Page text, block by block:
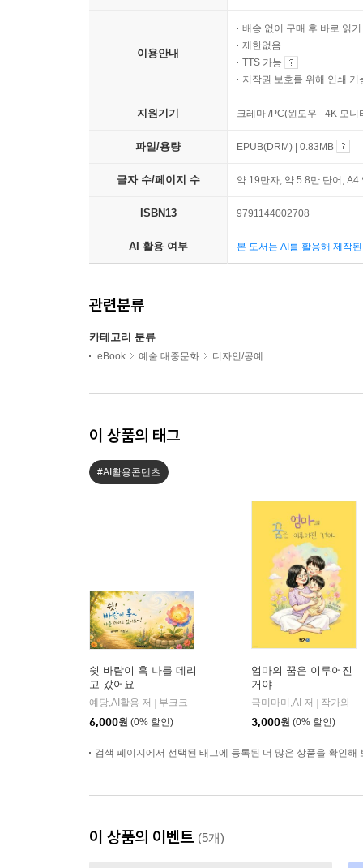
이용안내
배송 없이 구매 후 바로 읽기
제한없음
TTS 가능
저작권 보호를 위해 인쇄 기
지원기기 크레마 /PC(윈도우 - 4K 모
파일/용량 EPUB(DRM) | 0.83MB
글자 수/페이지 수 약 19만자, 약 5.8만 단어,
ISBN13 9791144002708
AI 활용 여부 본 도서는 AI를 활용해 제작
관련분류
카테고리 분류
eBook 예술 대중문화 디자인/공예
이 상품의 태그
#AI활용콘텐츠
쉿 바람이 훅 나를 데리
고 갔어요
예당,AI활용 저 | 부크크
6,000원 (0% 할인)
엄마의 꿈은 이루어진
거야
극미마미,AI 저 | 작가와
3,000원 (0% 할인)
검색 페이지에서 선택된 태그에 등록된 더 많은 상품을 확인해
이 상품의 이벤트 (5개)